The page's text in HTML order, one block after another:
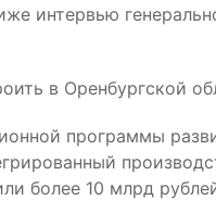
интервью
в Оренбургской
программы
более 10 млрд